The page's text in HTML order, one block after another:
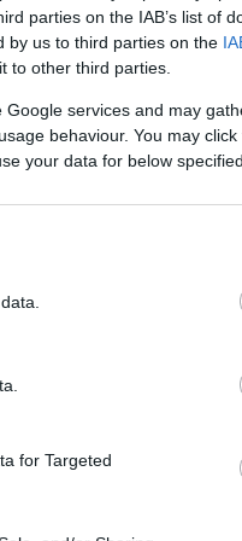
parties on the IAB’s list of
by us to third parties on the
to other third parties.
services and may
behaviour. You may
your data for below
for Targeted
νομικά μέτρα. Ο
τα οποία εκφράζουν